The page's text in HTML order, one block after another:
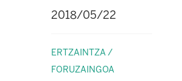
2018/05/22
ERTZAINTZA /
FORUZAINGOA